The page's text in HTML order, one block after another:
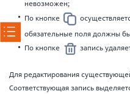
невозможен;
По кнопке
обязательные поля должны
По кнопке
запись
Для редактирования
Соответствующая запись